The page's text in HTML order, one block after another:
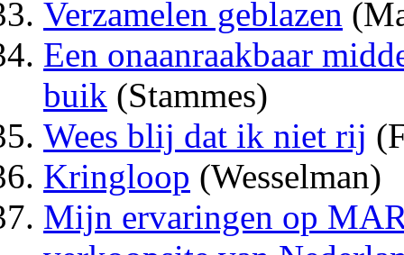
Verzamelen geblazen
Een onaanraakbaar
buik (Stammes)
Wees blij dat ik niet rij
Kringloop (Wesselman)
Mijn ervaringen op